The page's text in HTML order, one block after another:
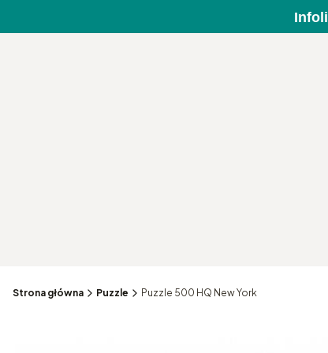
Strona główna Puzzle Puzzle 500 HQ New York